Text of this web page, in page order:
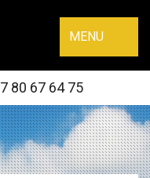
MENU
80 67 64 75